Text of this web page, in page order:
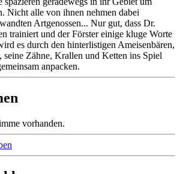
Nicht alle von ihnen nehmen dabei
Artgenossen... Nur gut, dass Dr.
trainiert und der Förster einige kluge Worte
es durch den hinterlistigen Ameisenbären,
seine Zähne, Krallen und Ketten ins Spiel
anpacken.
vorhanden.